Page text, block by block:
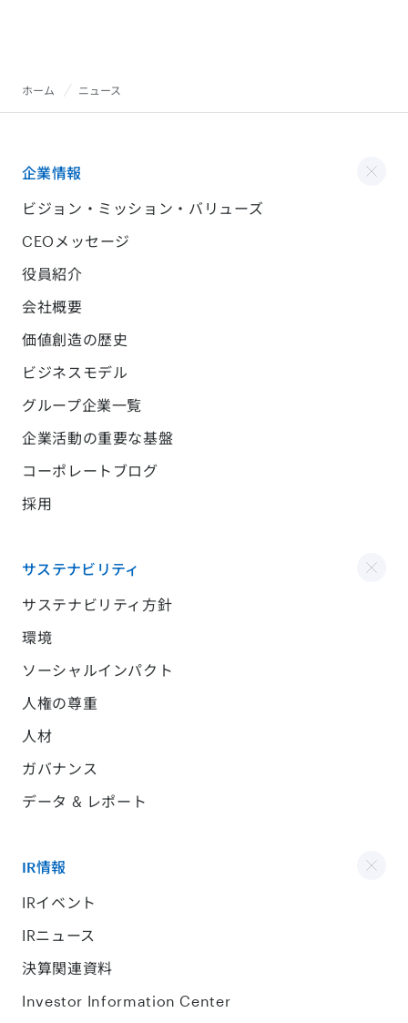
ホーム ニュース
企業情報
ビジョン・ミッション・バリューズ
CEOメッセージ
役員紹介
会社概要
価値創造の歴史
ビジネスモデル
グループ企業一覧
企業活動の重要な基盤
コーポレートブログ
採用
サステナビリティ
サステナビリティ方針
環境
ソーシャルインパクト
人権の尊重
人材
ガバナンス
データ & レポート
IR情報
IRイベント
IRニュース
決算関連資料
Investor Information Center